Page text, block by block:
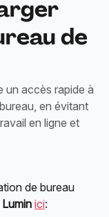
de
un accès rapide à
en évitant
en ligne et
de bureau
ici: